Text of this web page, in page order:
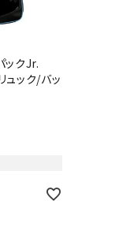
・ポーチ
リー
ア
ドアウェア
ウトドアウェア
ズ
ーズ
ックJr.
ック/バッ